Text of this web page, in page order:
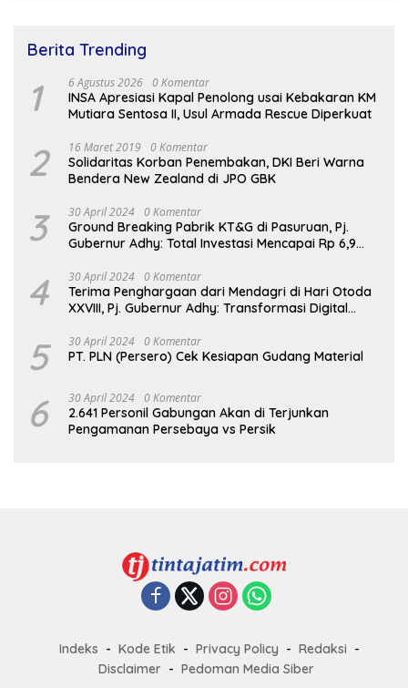
Berita Trending
1 6 Agustus 2026 0 Komentar
INSA Apresiasi Kapal Penolong usai Kebakaran KM
Mutiara Sentosa II, Usul Armada Rescue Diperkuat
2 16 Maret 2019 0 Komentar
Solidaritas Korban Penembakan, DKI Beri Warna
Bendera New Zealand di JPO GBK
3 30 April 2024 0 Komentar
Ground Breaking Pabrik KT&G di Pasuruan, Pj.
Gubernur Adhy: Total Investasi Mencapai Rp 6,9
4 30 April 2024 0 Komentar
Terima Penghargaan dari Mendagri di Hari Otoda
XXVIII, Pj. Gubernur Adhy: Transformasi Digital
Keberhasilan Jatim
5 30 April 2024 0 Komentar
PT. PLN (Persero) Cek Kesiapan Gudang Material
6 30 April 2024 0 Komentar
2.641 Personil Gabungan Akan di Terjunkan
Pengamanan Persebaya vs Persik
Indeks Kode Etik Privacy Policy
Redaksi
Disclaimer
Pedoman Media Siber